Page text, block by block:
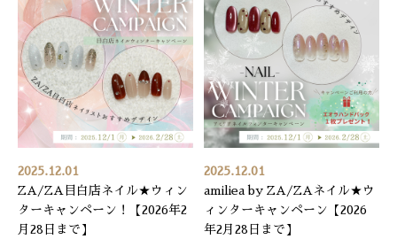
2025.12.01
ZA/ZA目白店ネイル★ウィン
ターキャンペーン！【2026年2
月28日まで】
2025.12.01
amiliea by ZA/ZAネイル★ウ
ィンターキャンペーン【2026
年2月28日まで】